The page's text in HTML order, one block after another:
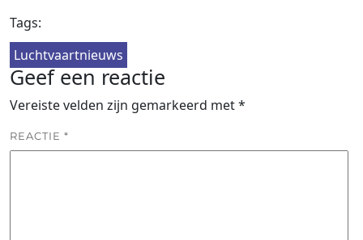
Tags:
Luchtvaartnieuws
Geef een reactie
Vereiste velden zijn gemarkeerd met*
REACTIE *